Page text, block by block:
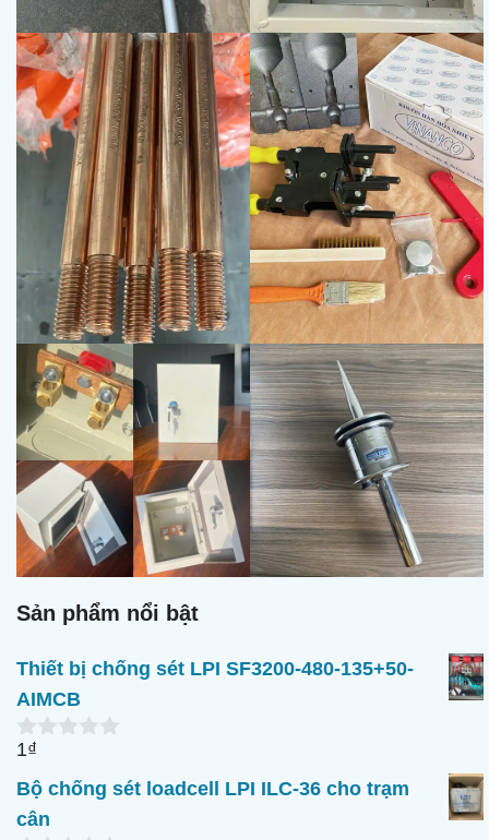
Sản phẩm nổi bật
Thiết bị chống sét LPI SF3200-480-135+50-
AIMCB
0
g
o
1₫
Bộ chống sét loadcell LPI ILC-36 cho trạm
cân